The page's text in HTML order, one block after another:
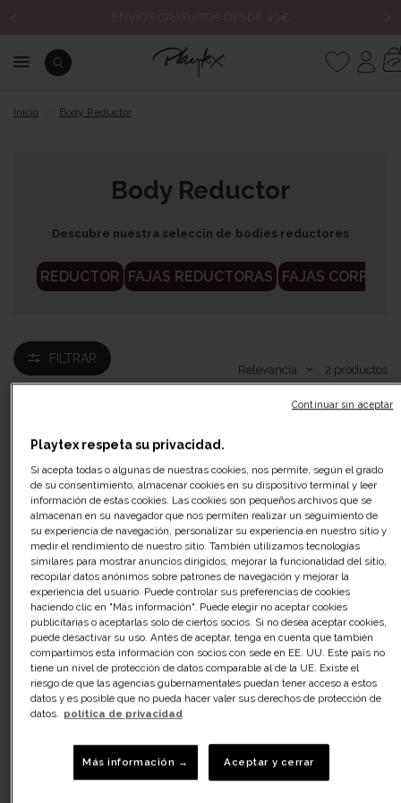
Inicio Body Reductor
Body Reductor
Descubre nuestra seleccin de bodies reductores
REDUCTOR FAJAS REDUCTORAS FAJAS CORPIÑAS
Relevancia 2 productos
FILTRAR
Playtex respeta su privacidad.
Si acepta todas o algunas de nuestras cookies, nos permite, según el grado
de su consentimiento, almacenar cookies en su dispositivo terminal y leer
información de estas cookies. Las cookies son pequeños archivos que se
almacenan en su navegador que nos permiten realizar un seguimiento de
su experiencia de navegación, personalizar su experiencia en nuestro sitio y
medir el rendimiento de nuestro sitio. También utilizamos tecnologías
similares para mostrar anuncios dirigidos, mejorar la funcionalidad del sitio,
recopilar datos anónimos sobre patrones de navegación y mejorar la
experiencia del usuario. Puede controlar sus preferencias de cookies
haciendo clic en "Más información". Puede elegir no aceptar cookies
publicitarias o aceptarlas solo de ciertos socios. Si no desea aceptar cookies,
puede desactivar su uso. Antes de aceptar, tenga en cuenta que también
compartimos esta información con socios con sede en EE. UU. Este país no
tiene un nivel de protección de datos comparable al de la UE. Existe el
riesgo de que las agencias gubernamentales puedan tener acceso a estos
datos y es posible que no pueda hacer valer sus derechos de protección de
datos. política de privacidad
Más información → Aceptar y cerrar
Continuar sin aceptar